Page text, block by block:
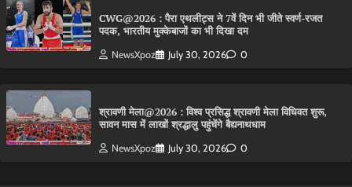
CWG@2026 : पैरा एथलीट्स ने 7वें दिन भी जीते स्वर्ण-रजत
पदक, भारतीय मुक्केबाजों का भी दिखा दम
NewsXpoz July 30, 2026 0
श्रावणी मेला@2026 : विश्व प्रसिद्ध श्रावणी मेला विधिवत शुरू,
सावन मास में लाखों श्रद्धालु पहुंचेंगे बैद्यनाथधाम
NewsXpoz July 30, 2026 0